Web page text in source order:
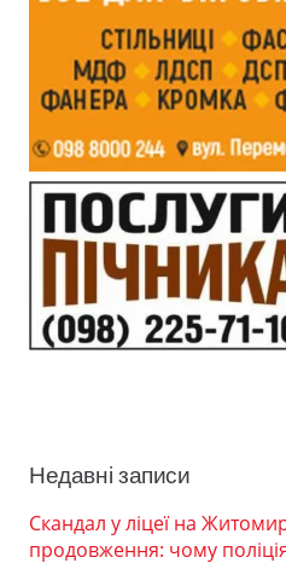
Недавні записи
Скандал у ліцеї на
продовження: чому